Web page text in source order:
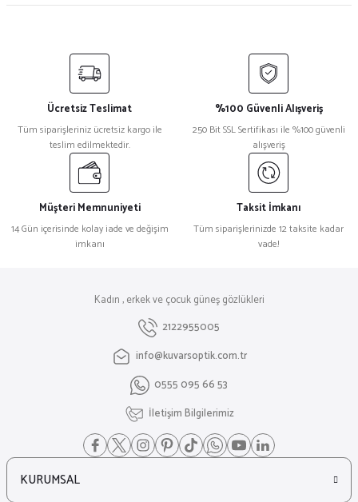
Ücretsiz Teslimat
Tüm siparişleriniz ücretsiz kargo ile
teslim edilmektedir.
%100 Güvenli Alışveriş
250 Bit SSL Sertifikası ile %100 güvenli
alışveriş
Müşteri Memnuniyeti
14 Gün içerisinde kolay iade ve değişim
imkanı
Taksit İmkanı
Tüm siparişlerinizde 12 taksite kadar
vade!
Kadın , erkek ve çocuk güneş gözlükleri
2122955005
info@kuvarsoptik.com.tr
0555 095 66 53
İletişim Bilgilerimiz
KURUMSAL